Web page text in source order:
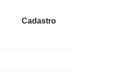
Cadastro